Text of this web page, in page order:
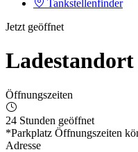
Tankstellenfinder
Jetzt geöffnet
Öffnungszeiten
24 Stunden geöffnet
*Parkplatz Öffnungszeiten
Adresse